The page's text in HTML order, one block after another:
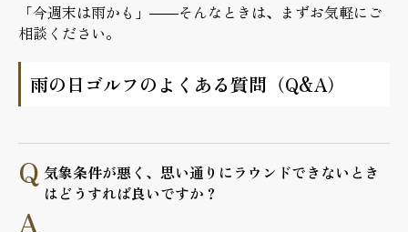
「今週末は雨かも」——そんなときは、まずお気軽にご
相談ください。
雨の日ゴルフのよくある質問（Q&A）
気象条件が悪く、思い通りにラウンドできないとき
はどうすれば良いですか？